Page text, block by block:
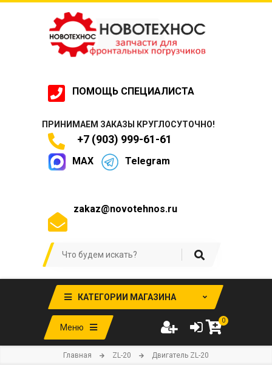
ПОМОЩЬ СПЕЦИАЛИСТА
ПРИНИМАЕМ ЗАКАЗЫ КРУГЛОСУТОЧНО!
+7 (903) 999-61-61
MAX Telegram
zakaz@novotehnos.ru
КАТЕГОРИИ МАГАЗИНА
Меню
0
Главная ZL-20 Двигатель ZL-20